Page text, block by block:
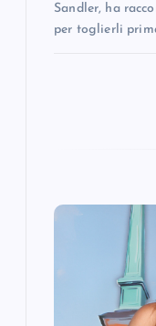
Sandler, ha
per toglierli